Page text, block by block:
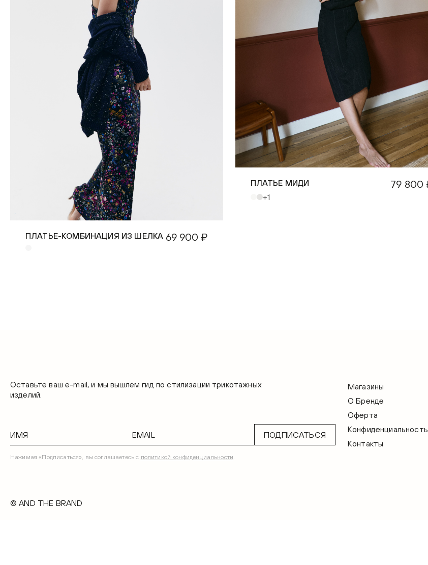
ПЛАТЬЕ-КОМБИНАЦИЯ ИЗ ШЕЛКА 69 900 ₽
ПЛАТЬЕ МИДИ
+1
79 800
Оставьте ваш e-mail, и мы вышлем гид по стилизации трикотажных
изделий.
ПОДПИСАТЬСЯ
Нажимая «Подписаться», вы соглашаетесь с политикой конфиденциальности.
Магазины
О Бренде
Оферта
Конфиденциальность
Контакты
© AND THE BRAND